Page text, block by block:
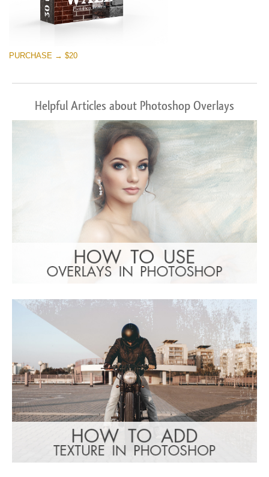
PURCHASE → $20
Helpful Articles about Photoshop Overlays